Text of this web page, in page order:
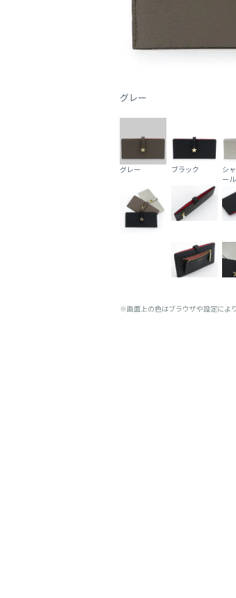
グレー
グレー ブラック
シ
ー
※画面上の色はブラウザや設定によ